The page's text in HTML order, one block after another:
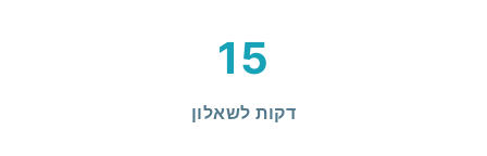
15
דקות לשאלון